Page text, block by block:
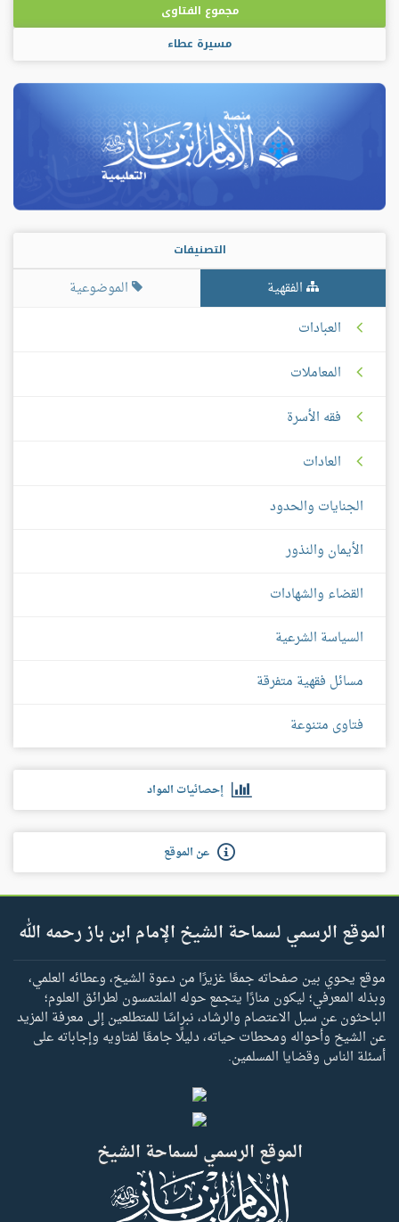
مجموع الفتاوى
مسيرة عطاء
التصنيفات
الفقهية
الموضوعية
العبادات
المعاملات
فقه الأسرة
العادات
الجنايات والحدود
الأيمان والنذور
القضاء والشهادات
السياسة الشرعية
مسائل فقهية متفرقة
فتاوى متنوعة
إحصائيات المواد
عن الموقع
الموقع الرسمي لسماحة الشيخ الإمام ابن باز رحمه الله
موقع يحوي بين صفحاته جمعًا غزيرًا من دعوة الشيخ، وعطائه العلمي،
وبذله المعرفي؛ ليكون منارًا يتجمع حوله الملتمسون لطرائق العلوم؛
الباحثون عن سبل الاعتصام والرشاد، نبراسًا للمتطلعين إلى معرفة المزيد
عن الشيخ وأحواله ومحطات حياته، دليلًا جامعًا لفتاويه وإجاباته على
أسئلة الناس وقضايا المسلمين.
الموقع الرسمي لسماحة الشيخ